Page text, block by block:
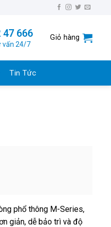
47 666
vấn 24/7
Giỏ hàng
Tin Tức
phổ thông M-Series,
giản, dễ bảo trì và độ